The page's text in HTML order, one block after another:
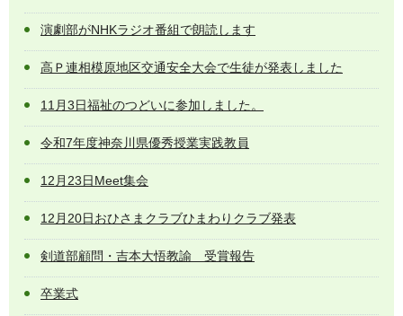
演劇部がNHKラジオ番組で朗読します
高Ｐ連相模原地区交通安全大会で生徒が発表しました
11月3日福祉のつどいに参加しました。
令和7年度神奈川県優秀授業実践教員
12月23日Meet集会
12月20日おひさまクラブひまわりクラブ発表
剣道部顧問・吉本大悟教諭 受賞報告
卒業式